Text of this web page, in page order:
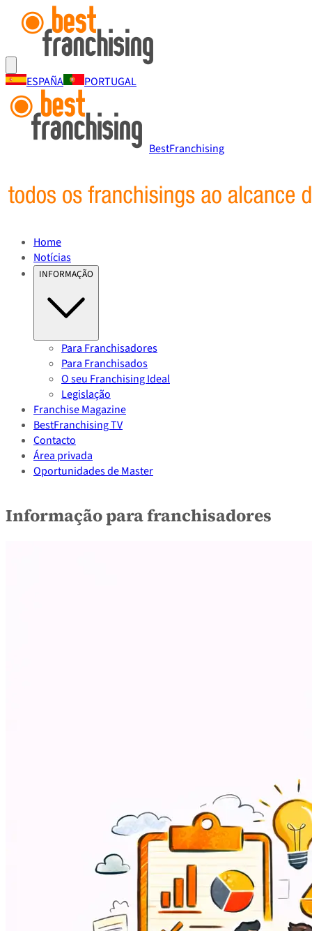
ESPAÑA PORTUGAL
BestFranchising
Home
Notícias
INFORMAÇÃO
Para Franchisadores
Para Franchisados
O seu Franchising Ideal
Legislação
Franchise Magazine
BestFranchising TV
Contacto
Área privada
Oportunidades de Master
Informação para franchisadores